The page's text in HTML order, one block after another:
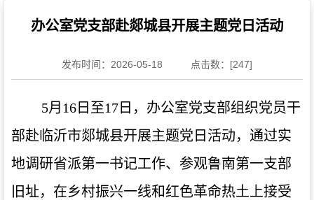
办公室党支部赴郯城县开展主题党日活动
发布时间：2026-05-18 点击数：[247]
5月16日至17日，办公室党支部组织党员干
部赴临沂市郯城县开展主题党日活动，通过实
地调研省派第一书记工作、参观鲁南第一支部
旧址，在乡村振兴一线和红色革命热土上接受